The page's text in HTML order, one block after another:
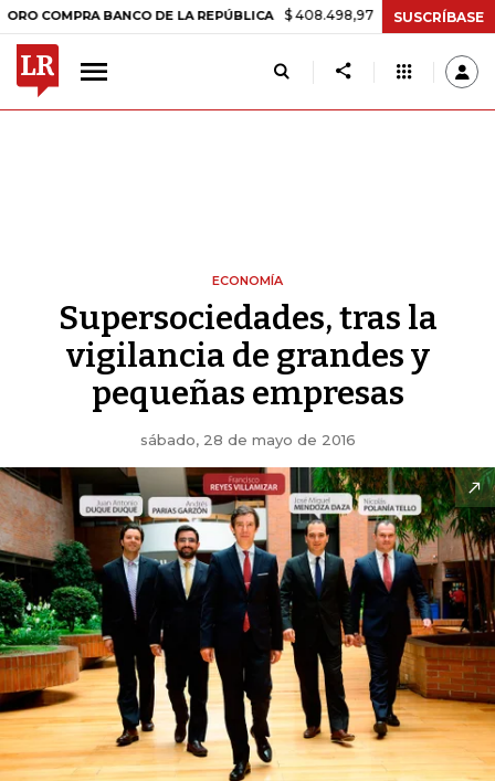
BANCO DE LA REPÚBLICA $ 408.498,97 +$ 8.753,81 +2,19%
SUSCRÍBASE
ECONOMÍA
Supersociedades, tras la
vigilancia de grandes y
pequeñas empresas
sábado, 28 de mayo de 2016